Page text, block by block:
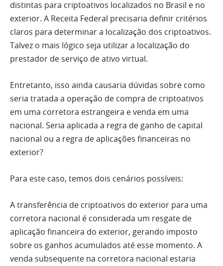
distintas para criptoativos localizados no Brasil e no
exterior. A Receita Federal precisaria definir critérios
claros para determinar a localização dos criptoativos.
Talvez o mais lógico seja utilizar a localização do
prestador de serviço de ativo virtual.
Entretanto, isso ainda causaria dúvidas sobre como
seria tratada a operação de compra de criptoativos
em uma corretora estrangeira e venda em uma
nacional. Seria aplicada a regra de ganho de capital
nacional ou a regra de aplicações financeiras no
exterior?
Para este caso, temos dois cenários possíveis:
A transferência de criptoativos do exterior para uma
corretora nacional é considerada um resgate de
aplicação financeira do exterior, gerando imposto
sobre os ganhos acumulados até esse momento. A
venda subsequente na corretora nacional estaria